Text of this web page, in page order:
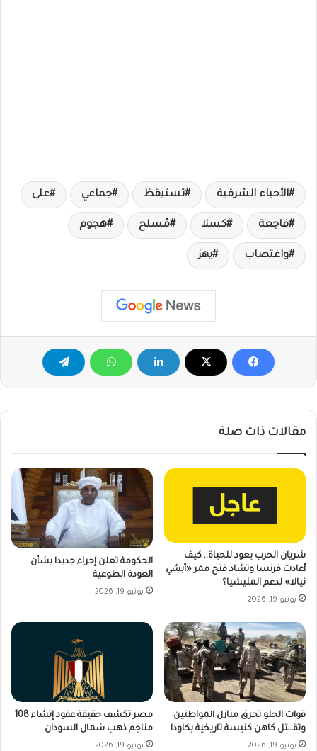
الأحياء الشرقية تستيقظ جماعي على
فاجعة كسلا مُسلح هجوم
واغتصاب يهز
مقالات ذات صلة
شريان الحرب يعود للحياة.. كيف
أعادت فرنسا وتشاد فتح ممر «أبشي
نيالا» لدعم المليشيا؟
يونيو 19, 2026
الحكومة تعلن إجراء جديدا بشأن
العودة الطوعية
يونيو 19, 2026
قوات الحلو تحرق منازل المواطنين
وتقـ.ـتل كاهن كنيسة تاريخية بكاودا
يونيو 19, 2026
مصر تكشف حقيقة عقود إنشاء 108
مناجم ذهب شمال السودان
يونيو 19, 2026